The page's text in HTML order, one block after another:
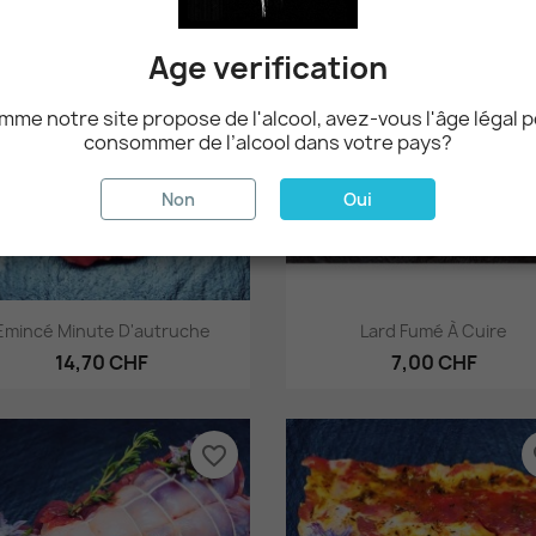
Aperçu rapide
Minute D'autruche
14,70 CHF
Aperçu rapide
Lard Fumé À Cuire
7,00 CHF
favorite_border
Age verification
notre site propose de l'alcool, avez-vous l'âge légal
consommer de l’alcool dans votre pays?
Non Oui